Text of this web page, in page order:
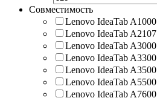
Совместимость
Lenovo IdeaTab A1000
Lenovo IdeaTab A2107
Lenovo IdeaTab A3000
Lenovo IdeaTab A3300
Lenovo IdeaTab A3500
Lenovo IdeaTab A5500
Lenovo IdeaTab A7600